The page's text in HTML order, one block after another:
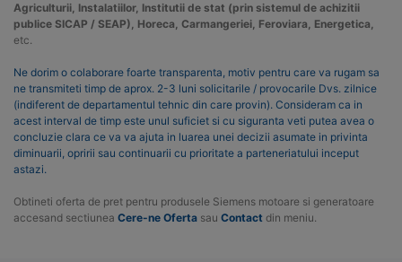
Agriculturii, Instalatiilor, Institutii de stat (prin sistemul de achizitii
publice SICAP / SEAP), Horeca, Carmangeriei, Feroviara, Energetica,
etc.
Ne dorim o colaborare foarte transparenta, motiv pentru care va rugam sa
ne transmiteti timp de aprox. 2-3 luni solicitarile / provocarile Dvs. zilnice
(indiferent de departamentul tehnic din care provin). Consideram ca in
acest interval de timp este unul suficiet si cu siguranta veti putea avea o
concluzie clara ce va va ajuta in luarea unei decizii asumate in privinta
diminuarii, opririi sau continuarii cu prioritate a parteneriatului inceput
astazi.
Obtineti oferta de pret pentru produsele Siemens motoare si generatoare
accesand sectiunea Cere-ne Oferta sau Contact din meniu.